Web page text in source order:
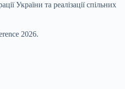
України та реалізації спільних
2026.